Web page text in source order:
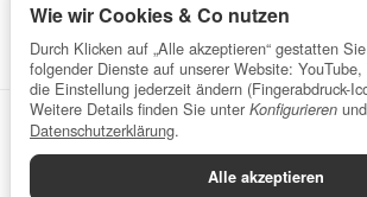
Service
Vertrag widerrufen
Datenschutzerklärung•
Wie wir Cookies & Co nutzen
Durch Klicken auf „Alle akzeptieren“ gestatten
folgender Dienste auf unserer Website:
die Einstellung jederzeit ändern (Fingerabdruck-
Weitere Details finden Sie unter Konfigurieren
Datenschutzerklärung.
Alle akzeptieren